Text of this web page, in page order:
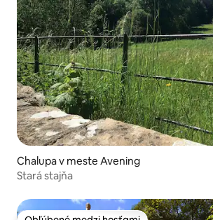
Chalupa v meste Avening
Stará stajňa